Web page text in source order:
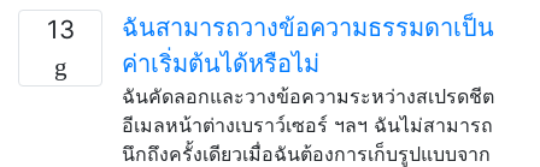
13
ฉันสามารถวางข้อความธรรมดาเป็น
ค่าเริ่มต้นได้หรือไม่
ฉันคัดลอกและวางข้อความระหว่างสเปรดชีต
อีเมลหน้าต่างเบราว์เซอร์ ฯลฯ ฉันไม่สามารถ
นึกถึงครั้งเดียวเมื่อฉันต้องการเก็บรูปแบบจาก